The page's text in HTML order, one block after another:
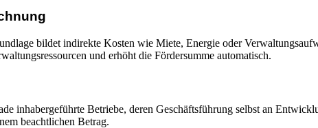
bildet indirekte Kosten wie Miete, Energie oder
und erhöht die Fördersumme automatisch.
inhabergeführte Betriebe, deren Geschäftsführung selbst an
beachtlichen Betrag.